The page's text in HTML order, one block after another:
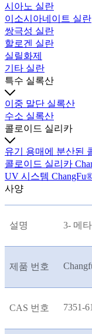
시아노 실란
이소시아네이트 실란
쌍극성 실란
할로겐 실란
실릴화제
기타 실란
특수 실록산
이중 말단 실록산
수소 실록산
콜로이드 실리카
유기 용매에 분산된
콜로이드 실리카
UV 시스템
사양
설명 3- 메
제품 번호
CAS 번호 7351-